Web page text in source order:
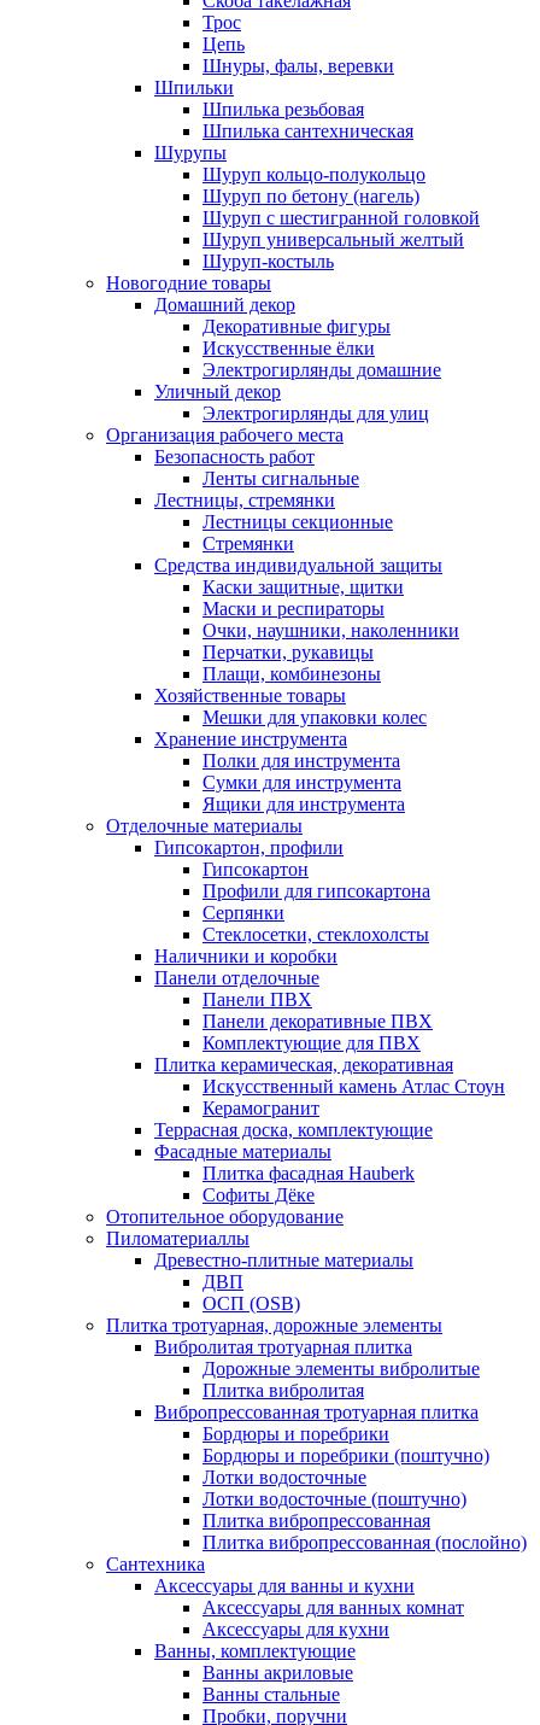
Трос
Цепь
Шнуры, фалы, веревки
Шпильки
Шпилька резьбовая
Шпилька сантехническая
Шурупы
Шуруп кольцо-полукольцо
Шуруп по бетону (нагель)
Шуруп с шестигранной головкой
Шуруп универсальный желтый
Шуруп-костыль
Новогодние товары
Домашний декор
Декоративные фигуры
Искусственные ёлки
Электрогирлянды домашние
Уличный декор
Электрогирлянды для улиц
Организация рабочего места
Безопасность работ
Ленты сигнальные
Лестницы, стремянки
Лестницы секционные
Стремянки
Средства индивидуальной защиты
Каски защитные, щитки
Маски и респираторы
Очки, наушники, наколенники
Перчатки, рукавицы
Плащи, комбинезоны
Хозяйственные товары
Мешки для упаковки колес
Хранение инструмента
Полки для инструмента
Сумки для инструмента
Ящики для инструмента
Отделочные материалы
Гипсокартон, профили
Гипсокартон
Профили для гипсокартона
Серпянки
Стеклосетки, стеклохолсты
Наличники и коробки
Панели отделочные
Панели ПВХ
Панели декоративные ПВХ
Комплектующие для ПВХ
Плитка керамическая, декоративная
Искусственный камень Атлас Стоун
Керамогранит
Террасная доска, комплектующие
Фасадные материалы
Плитка фасадная Hauberk
Софиты Дёке
Отопительное оборудование
Пиломатериаллы
Древестно-плитные материалы
ДВП
ОСП (OSB)
Плитка тротуарная, дорожные элементы
Вибролитая тротуарная плитка
Дорожные элементы вибролитые
Плитка вибролитая
Вибропрессованная тротуарная плитка
Бордюры и поребрики
Бордюры и поребрики (поштучно)
Лотки водосточные
Лотки водосточные (поштучно)
Плитка вибропрессованная
Плитка вибропрессованная (послойно)
Сантехника
Аксессуары для ванны и кухни
Аксессуары для ванных комнат
Аксессуары для кухни
Ванны, комплектующие
Ванны акриловые
Ванны стальные
Пробки, поручни